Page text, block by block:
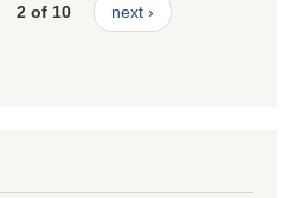
2 of 10 next ›